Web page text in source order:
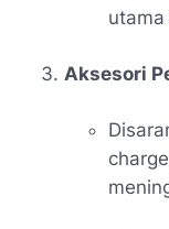
Aksesori